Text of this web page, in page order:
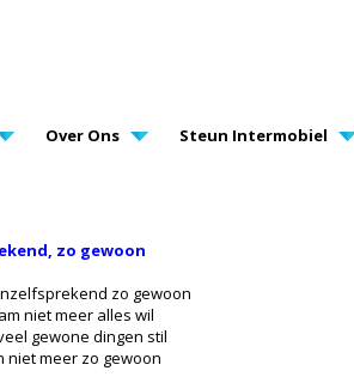
Over Ons Steun Intermobiel
zo gewoon
zo gewoon
niet meer alles wil
gewone dingen stil
niet meer zo gewoon